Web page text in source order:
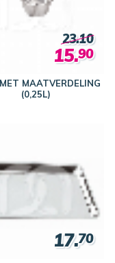
MAATVERDELING
(0,25L)
23.10
15.90
17.70